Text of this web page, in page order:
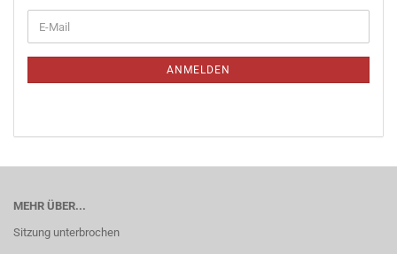
ZUR
E-
Mail
ANMELDEN
MEHR ÜBER...
Sitzung unterbrochen